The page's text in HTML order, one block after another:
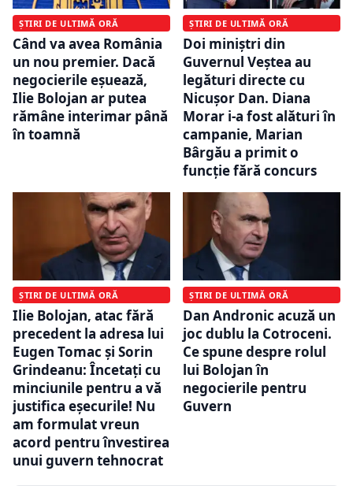
ȘTIRI DE ULTIMĂ ORĂ
Când va avea România
un nou premier. Dacă
negocierile eșuează,
Ilie Bolojan ar putea
rămâne interimar până
în toamnă
ȘTIRI DE ULTIMĂ ORĂ
Doi miniștri din
Guvernul Veștea au
legături directe cu
Nicușor Dan. Diana
Morar i-a fost alături în
campanie, Marian
Bârgău a primit o
funcție fără concurs
ȘTIRI DE ULTIMĂ ORĂ
Ilie Bolojan, atac fără
precedent la adresa lui
Eugen Tomac și Sorin
Grindeanu: Încetați cu
minciunile pentru a vă
justifica eșecurile! Nu
am formulat vreun
acord pentru învestirea
unui guvern tehnocrat
ȘTIRI DE ULTIMĂ ORĂ
Dan Andronic acuză un
joc dublu la Cotroceni.
Ce spune despre rolul
lui Bolojan în
negocierile pentru
Guvern